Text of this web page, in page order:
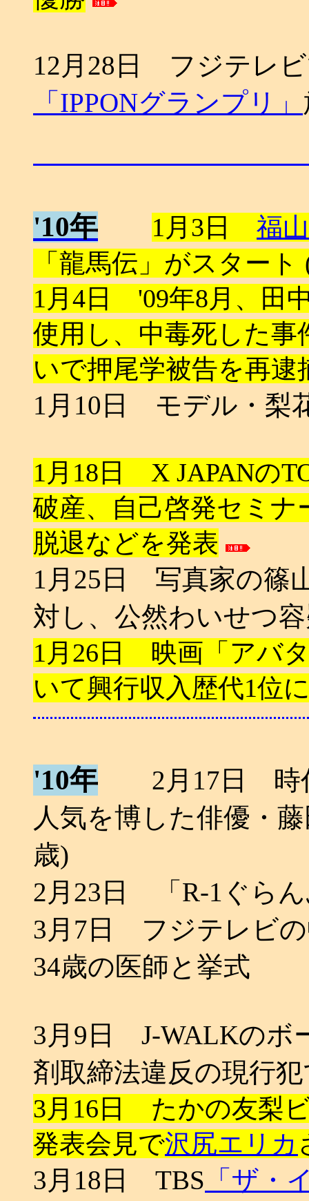
12月28日 フジテレ
「IPPONグランプリ」
'10年 1月3日 福
「龍馬伝」がスター
1月4日 '09年8月、田
使用し、中毒死した事
いで押尾学被告を再逮
1月10日 モデル・梨
1月18日 X JAPANの
破産、自己啓発セミ
脱退などを発表
1月25日 写真家の篠
対し、公然わいせつ
1月26日 映画「アバ
いて興行収入歴代1位
'10年 2月17日 時代
人気を博した俳優・
歳)
2月23日 「R-1ぐら
3月7日 フジテレビの
34歳の医師と挙式
3月9日 J-WALKのボ
剤取締法違反の現行
3月16日 たかの友梨
発表会見で沢尻エリカ
3月18日 TBS 「ザ・